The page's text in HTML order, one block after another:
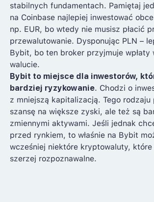
stabilnych fundamentach. Pamiętaj
na Coinbase najlepiej inwestować
np. EUR, bo wtedy nie musisz płacić
przewalutowanie. Dysponując PLN –
Bybit, bo ten broker przyjmuje wpłaty
walucie.
Bybit to miejsce dla inwestorów,
bardziej ryzykowanie. Chodzi o
z mniejszą kapitalizacją. Tego rodzaju
szansę na większe zyski, ale też są
zmiennymi aktywami. Jeśli jednak
przed rynkiem, to właśnie na Bybit
wcześniej niektóre kryptowaluty, które
szerzej rozpoznawalne.